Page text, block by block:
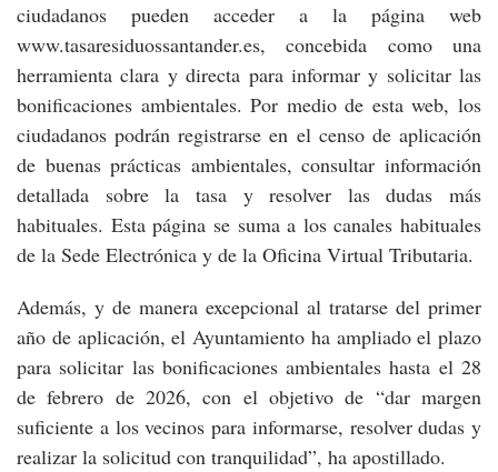
ciudadanos pueden acceder a la página web
www.tasaresiduossantander.es, concebida como una
herramienta clara y directa para informar y solicitar las
bonificaciones ambientales. Por medio de esta web, los
ciudadanos podrán registrarse en el censo de aplicación
de buenas prácticas ambientales, consultar información
detallada sobre la tasa y resolver las dudas más
habituales. Esta página se suma a los canales habituales
de la Sede Electrónica y de la Oficina Virtual Tributaria.
Además, y de manera excepcional al tratarse del primer
año de aplicación, el Ayuntamiento ha ampliado el plazo
para solicitar las bonificaciones ambientales hasta el 28
de febrero de 2026, con el objetivo de “dar margen
suficiente a los vecinos para informarse, resolver dudas y
realizar la solicitud con tranquilidad”, ha apostillado.